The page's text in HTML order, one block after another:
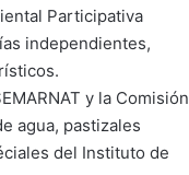
Participativa
independientes,
y la Comisión
agua, pastizales
del Instituto de